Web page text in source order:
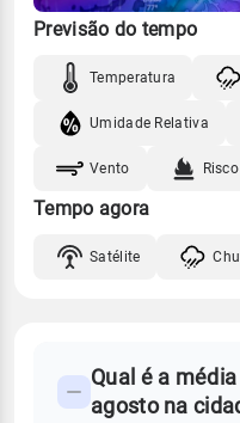
Previsão do tempo
Temperatura
Umidade Relativa
Vento
Tempo agora
Satélite
Qual é a
agosto na